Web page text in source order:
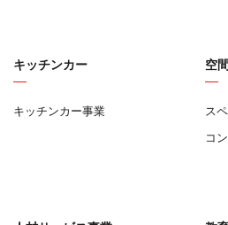
キッチンカー
キッチンカー事業
空
ス
コ